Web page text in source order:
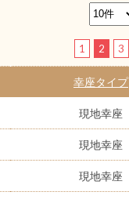
1 2 3
幸座タイプ
現地幸座
現地幸座
現地幸座